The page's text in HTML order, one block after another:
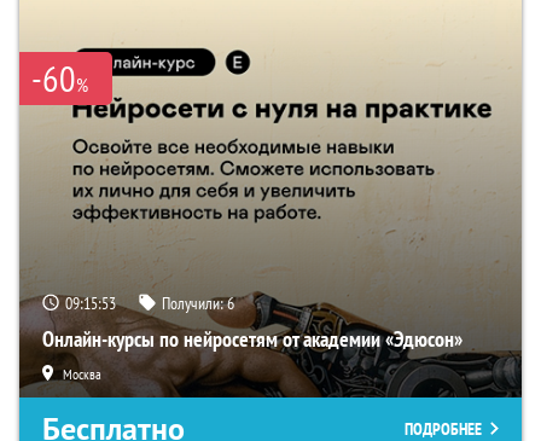
-60%
09:15:52 Получили:6
Онлайн-курсы по нейросетям от академии «Эдюсон»
Москва
Бесплатно ПОДРОБНЕЕ